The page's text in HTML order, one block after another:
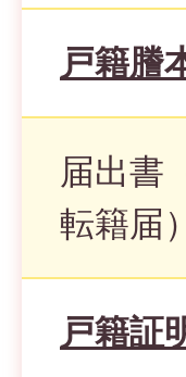
戸籍謄
届出書
転籍届）
戸籍証